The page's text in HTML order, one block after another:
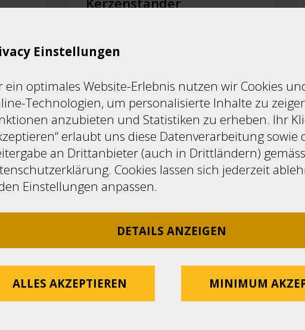
ab CHF 16.00
Einstellungen
ein optimales Website-Erlebnis nutzen wir Cookies
Technologien, um personalisierte Inhalte zu
anzubieten und Statistiken zu erheben. Ihr
erlaubt uns diese Datenverarbeitung sowie
an Drittanbieter (auch in Drittländern)
Cookies lassen sich jederzeit
Einstellungen anpassen.
DETAILS ANZEIGEN
ALLES AKZEPTIEREN MINIMUM